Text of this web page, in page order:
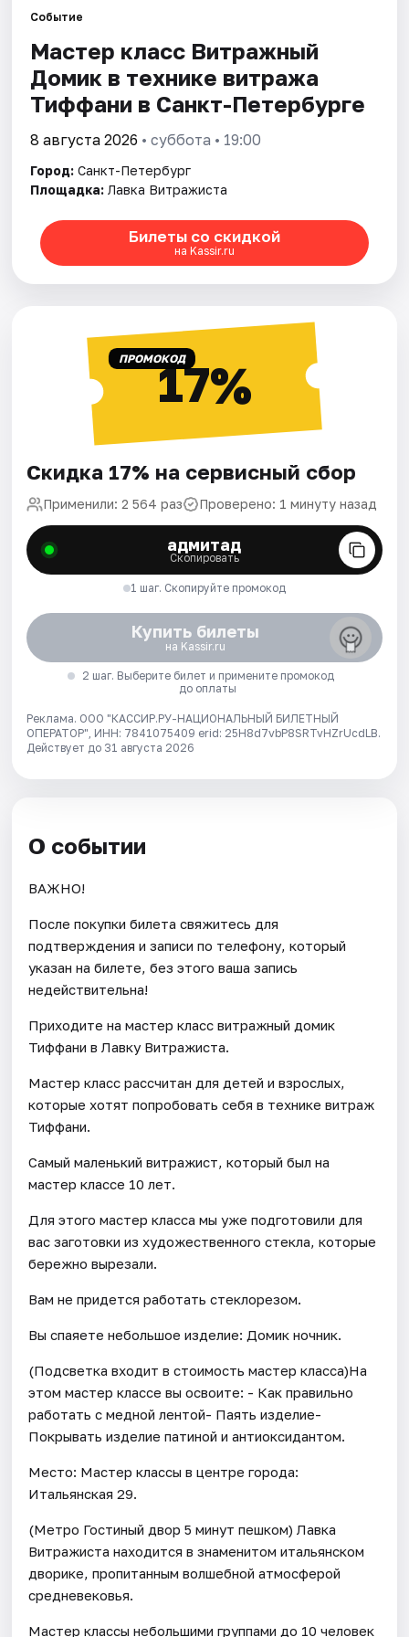
Города
Площадки
Артисты
Рейтинги
Событие
Мастер класс Витражный
Домик в технике витража
Тиффани в Санкт-Петербурге
8 августа 2026 • суббота • 19:00
Город: Санкт-Петербург
Площадка: Лавка Витражиста
Билеты со скидкой
на Kassir.ru
ПРОМОКОД17%
Скидка 17% на сервисный сбор
Применили: 2 564 раз Проверено: 1 минуту назад
адмитад
Скопировать
1 шаг. Скопируйте промокод
Купить билеты
на Kassir.ru
2 шаг. Выберите билет и примените промокод
до оплаты
Реклама. ООО "КАССИР.РУ-НАЦИОНАЛЬНЫЙ БИЛЕТНЫЙ
ОПЕРАТОР", ИНН: 7841075409 erid: 25H8d7vbP8SRTvHZrUcdLB.
Действует до 31 августа 2026
О событии
ВАЖНО!
После покупки билета свяжитесь для
подтверждения и записи по телефону, который
указан на билете, без этого ваша запись
недействительна!
Приходите на мастер класс витражный домик
Тиффани в Лавку Витражиста.
Мастер класс рассчитан для детей и взрослых,
которые хотят попробовать себя в технике витраж
Тиффани.
Самый маленький витражист, который был на
мастер классе 10 лет.
Для этого мастер класса мы уже подготовили для
вас заготовки из художественного стекла, которые
бережно вырезали.
Вам не придется работать стеклорезом.
Вы спаяете небольшое изделие: Домик ночник.
(Подсветка входит в стоимость мастер класса)На
этом мастер классе вы освоите: - Как правильно
работать с медной лентой- Паять изделие-
Покрывать изделие патиной и антиоксидантом.
Место: Мастер классы в центре города:
Итальянская 29.
(Метро Гостиный двор 5 минут пешком) Лавка
Витражиста находится в знаменитом итальянском
дворике, пропитанным волшебной атмосферой
средневековья.
Мастер классы небольшими группами до 10 человек